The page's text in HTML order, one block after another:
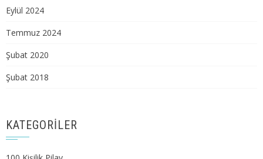
Eylül 2024
Temmuz 2024
Şubat 2020
Şubat 2018
KATEGORILER